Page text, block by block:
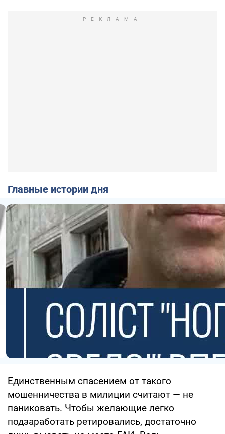
Главные истории дня
Единственным спасением от такого
мошенничества в милиции считают — не
паниковать. Чтобы желающие легко
подзаработать ретировались, достаточно